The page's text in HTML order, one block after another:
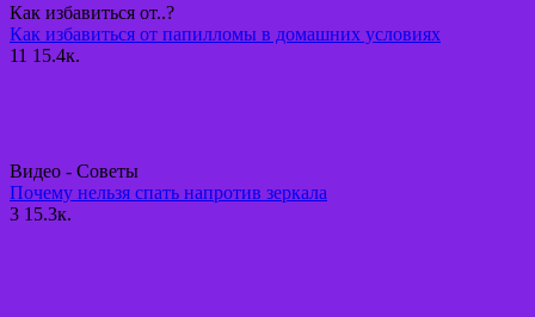
Как избавиться от..?
Как избавиться от папилломы в домашних условиях
11 15.4к.
Видео - Советы
Почему нельзя спать напротив зеркала
3 15.3к.